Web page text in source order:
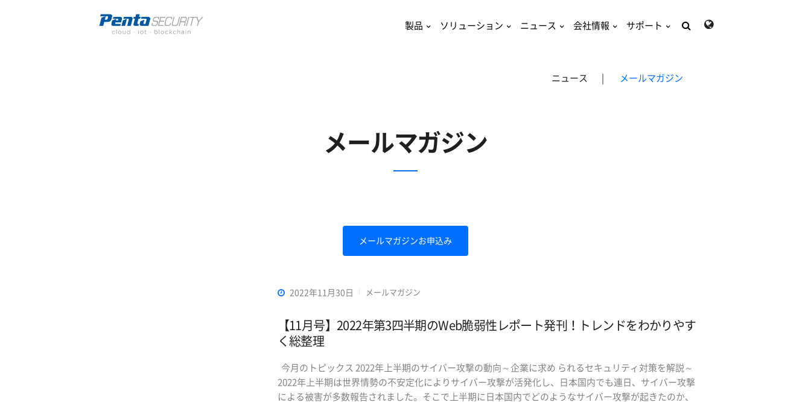
製品 ソリューション ニュース 会社情報 サポート
ニュース メールマガジン
メールマガジン
メールマガジンお申込み
2022年11月30日 メールマガジン
【11月号】2022年第3四半期のWeb脆弱性レポート発刊！トレンドをわかりやす
く総整理
今月のトピックス 2022年上半期のサイバー攻撃の動向～企業に求め られるセキュリティ対策を解説～
2022年上半期は世界情勢の不安定化によりサイバー攻撃が活発化し、日本国内でも連日、サイバー攻撃
による被害が多数報告されました。そこで上半期に日本国内でどのようなサイバー攻撃が起きたのか、